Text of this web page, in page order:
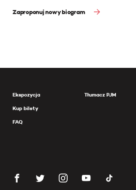
Zaproponuj nowy biogram
Ekspozycja
Kup bilety
FAQ
Tłumacz PJM